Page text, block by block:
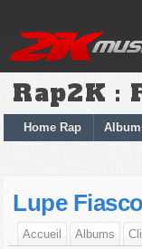
Rap2K :
Home Rap
Lupe Fiasco
Accueil Albums